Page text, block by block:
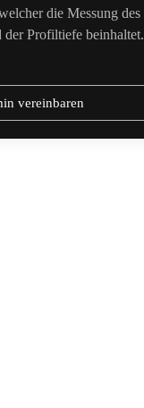
die Messung des
Profiltiefe beinhaltet.
vereinbaren